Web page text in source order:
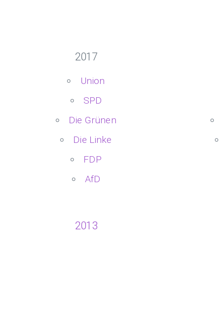
2017
Union
SPD
Die Grünen
Die Linke
FDP
AfD
2013